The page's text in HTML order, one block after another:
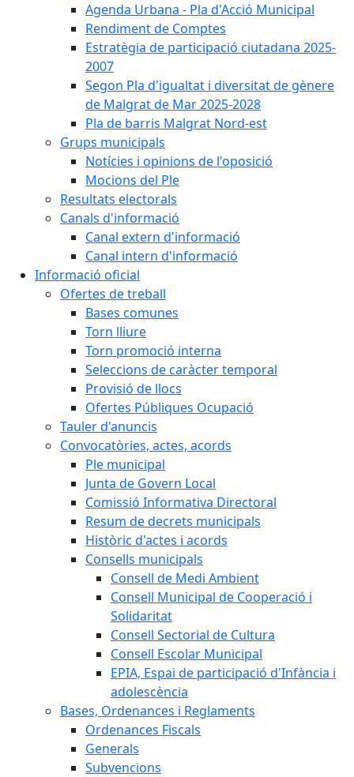
Agenda Urbana - Pla d'Acció Municipal
Rendiment de Comptes
Estratègia de participació ciutadana 2025-
2007
Segon Pla d'igualtat i diversitat de gènere
de Malgrat de Mar 2025-2028
Pla de barris Malgrat Nord-est
Grups municipals
Notícies i opinions de l'oposició
Mocions del Ple
Resultats electorals
Canals d'informació
Canal extern d'informació
Canal intern d'informació
Informació oficial
Ofertes de treball
Bases comunes
Torn lliure
Torn promoció interna
Seleccions de caràcter temporal
Provisió de llocs
Ofertes Públiques Ocupació
Tauler d'anuncis
Convocatòries, actes, acords
Ple municipal
Junta de Govern Local
Comissió Informativa Directoral
Resum de decrets municipals
Històric d'actes i acords
Consells municipals
Consell de Medi Ambient
Consell Municipal de Cooperació i
Solidaritat
Consell Sectorial de Cultura
Consell Escolar Municipal
EPIA, Espai de participació d'Infància i
adolescència
Bases, Ordenances i Reglaments
Ordenances Fiscals
Generals
Subvencions